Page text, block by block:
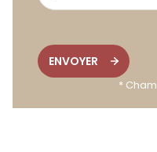
ENVOYER
*